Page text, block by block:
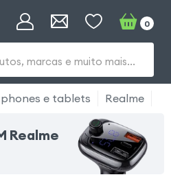
marcas e muito mais...
0
e tablets Realme
Realme